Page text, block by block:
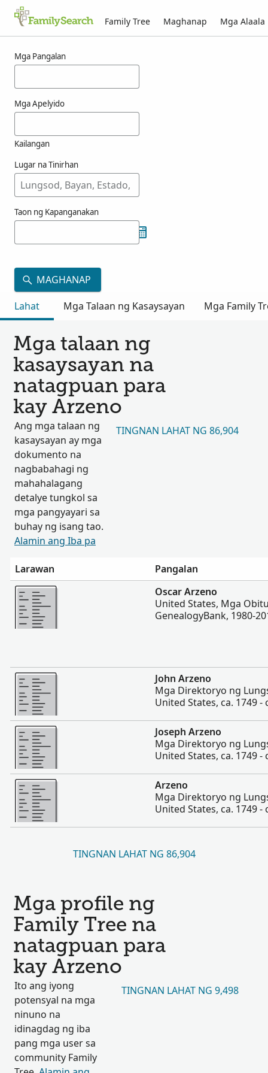
Family Tree Maghanap Mga Alaala
Mga Pangalan
Mga Apelyido
Kailangan
Lugar na Tinirhan
Taon ng Kapanganakan
MAGHANAP
Lahat
Mga Talaan ng Kasaysayan Mga Family
Mga talaan ng
kasaysayan na
natagpuan para
kay Arzeno
Ang mga talaan ng
kasaysayan ay mga
dokumento na
nagbabahagi ng
mahahalagang
detalye tungkol sa
mga pangyayari sa
buhay ng isang tao.
Alamin ang Iba pa
TINGNAN LAHAT NG 86,904
Larawan
Pangalan
Magpakita ng mas marami
Oscar Arzeno
United States, Mga
GenealogyBank, 1980-
Magpakita ng mas marami
John Arzeno
Mga Direktoryo ng
United States, ca. 1749 -
Magpakita ng mas marami
Joseph Arzeno
Mga Direktoryo ng
United States, ca. 1749 -
Magpakita ng mas marami
Arzeno
Mga Direktoryo ng
United States, ca. 1749 -
TINGNAN LAHAT NG 86,904
Mga profile ng
Family Tree na
natagpuan para
kay Arzeno
Ito ang iyong
potensyal na mga
ninuno na
idinagdag ng iba
pang mga user sa
community Family
TINGNAN LAHAT NG 9,498